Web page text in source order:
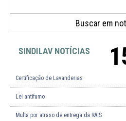
SINDILAV NOTÍCIAS
Certificação de Lavanderias
Lei antifumo
Multa por atraso de entrega da RAIS